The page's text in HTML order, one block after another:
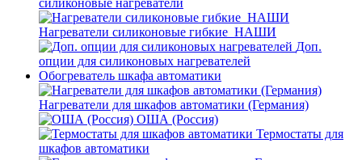
силиконовые нагреватели
Нагреватели силиконовые гибкие_НАШИ
Доп.
опции для силиконовых нагревателей
Обогреватель шкафа автоматики
Нагреватели для шкафов автоматики (Германия)
ОША (Россия)
Термостаты для
шкафов автоматики